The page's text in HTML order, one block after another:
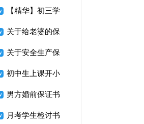
【精华】初三学
生检讨书3篇
关于给老婆的保
证书10篇
关于安全生产保
证书汇总九篇
初中生上课开小
差检讨书
男方婚前保证书
月考学生检讨书